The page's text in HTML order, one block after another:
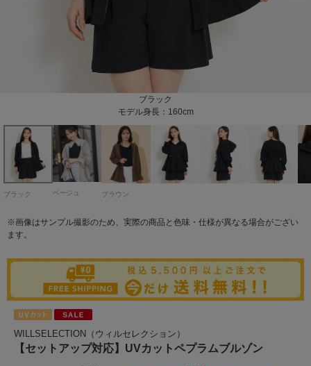
ブラック
モデル身長：160cm
ベージュ
モデル身長：165cm
ブラウン
モデル身長：166cm
モデル身長：166cm
モデル身長：166cm
モデル身長：166cm
モデル身長：160cm
モデル身長：160cm
モデル身長：166cm
モデル身長：166cm
モデル身長：166cm
モデル身長：165cm
モデル身長：166cm
モデル身長：166cm
モデル身長：166cm
モデル身長：166cm
モデル身長：166cm
モデル身長：166cm
モデル身長：166cm
モデル身長：165cm
モデル身長：166cm
モデル身長：166cm
モデル身長：166cm
モデル身長：166cm
モデル身長：166cm
ブラック ベージュ ブラウン
※画像はサンプル撮影のため、実際の商品と色味・仕様が異なる場合がござい
ます。
WILLSELECTION（ウィルセレクション）
【セットアップ対応】UVカットペプラムブルゾン